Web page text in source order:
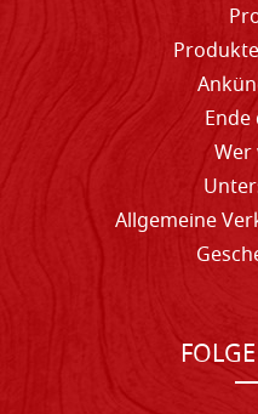
Allgemeine